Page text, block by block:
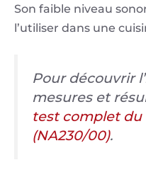
Son faible niveau
l’utiliser dans une
Pour découvrir
mesures et
test complet du
(NA230/00).